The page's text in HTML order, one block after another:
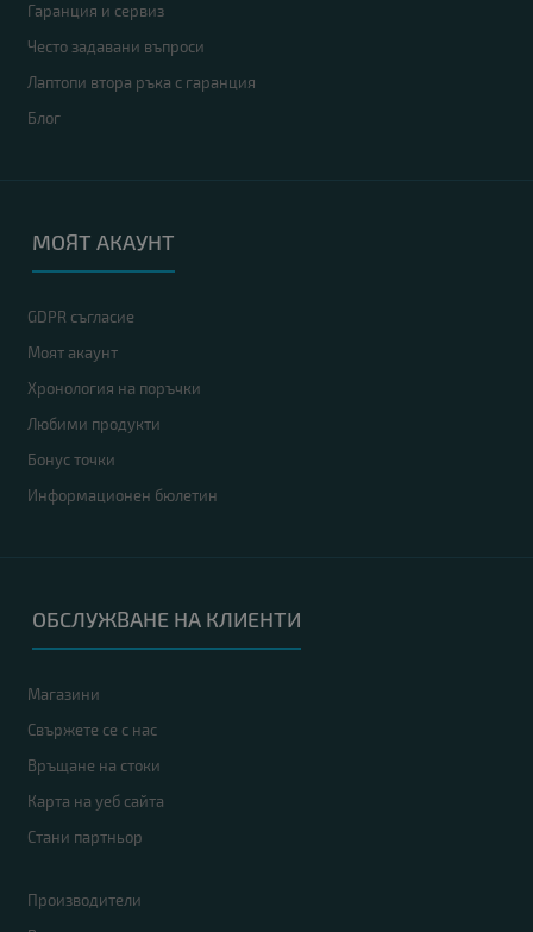
Гаранция и сервиз
Често задавани въпроси
Лаптопи втора ръка с гаранция
Блог
МОЯТ АКАУНТ
GDPR съгласие
Моят акаунт
Хронология на поръчки
Любими продукти
Бонус точки
Информационен бюлетин
ОБСЛУЖВАНЕ НА КЛИЕНТИ
Магазини
Свържете се с нас
Връщане на стоки
Карта на уеб сайта
Стани партньор
Производители